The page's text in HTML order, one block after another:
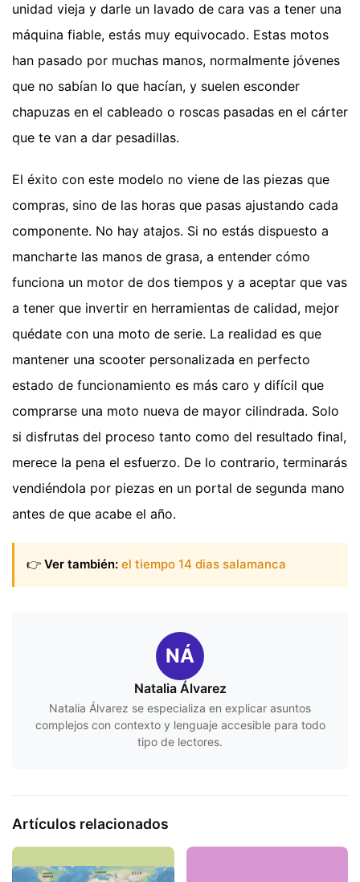
unidad vieja y darle un lavado de cara vas a tener una
máquina fiable, estás muy equivocado. Estas motos
han pasado por muchas manos, normalmente jóvenes
que no sabían lo que hacían, y suelen esconder
chapuzas en el cableado o roscas pasadas en el cárter
que te van a dar pesadillas.
El éxito con este modelo no viene de las piezas que
compras, sino de las horas que pasas ajustando cada
componente. No hay atajos. Si no estás dispuesto a
mancharte las manos de grasa, a entender cómo
funciona un motor de dos tiempos y a aceptar que vas
a tener que invertir en herramientas de calidad, mejor
quédate con una moto de serie. La realidad es que
mantener una scooter personalizada en perfecto
estado de funcionamiento es más caro y difícil que
comprarse una moto nueva de mayor cilindrada. Solo
si disfrutas del proceso tanto como del resultado final,
merece la pena el esfuerzo. De lo contrario, terminarás
vendiéndola por piezas en un portal de segunda mano
antes de que acabe el año.
👉 Ver también: el tiempo 14 dias salamanca
NÁ
Natalia Álvarez
Natalia Álvarez se especializa en explicar asuntos
complejos con contexto y lenguaje accesible para todo
tipo de lectores.
Artículos relacionados